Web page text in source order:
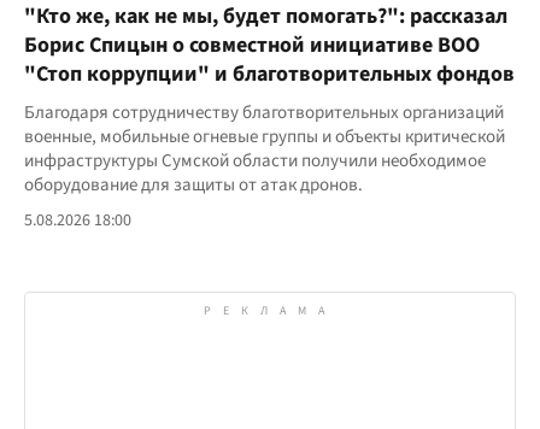
"Кто же, как не мы, будет помогать?": рассказал
Борис Спицын о совместной инициативе ВОО
"Стоп коррупции" и благотворительных фондов
Благодаря сотрудничеству благотворительных организаций
военные, мобильные огневые группы и объекты критической
инфраструктуры Сумской области получили необходимое
оборудование для защиты от атак дронов.
5.08.2026 18:00